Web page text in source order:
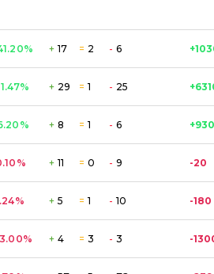
% + 17 = 2 - 6
% + 29 = 1 - 25
% + 8 = 1 - 6 +930
% + 11 = 0 - 9 -20
% + 5 = 1 - 10 -180
% + 4 = 3 - 3 -